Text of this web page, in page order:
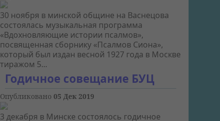
30 ноября в минской общине на Васнецова
состоялась музыкальная программа
«Вдохновляющие истории псалмов»,
посвященная сборнику «Псалмов Сиона»,
который был издан весной 1927 года в Москве
тиражом 5...
Годичное совещание БУЦ
Опубликовано 05 Дек 2019
3 декабря в Минске состоялось годичное